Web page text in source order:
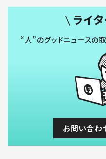
ライタ
“人”のグッドニュースの
お問い合わ